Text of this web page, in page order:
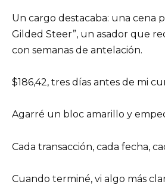
Un cargo destacaba: una cena
Gilded Steer”, un asador que
con semanas de antelación.
$186,42, tres días antes de mi
Agarré un bloc amarillo y
Cada transacción, cada fecha,
Cuando terminé, vi algo más